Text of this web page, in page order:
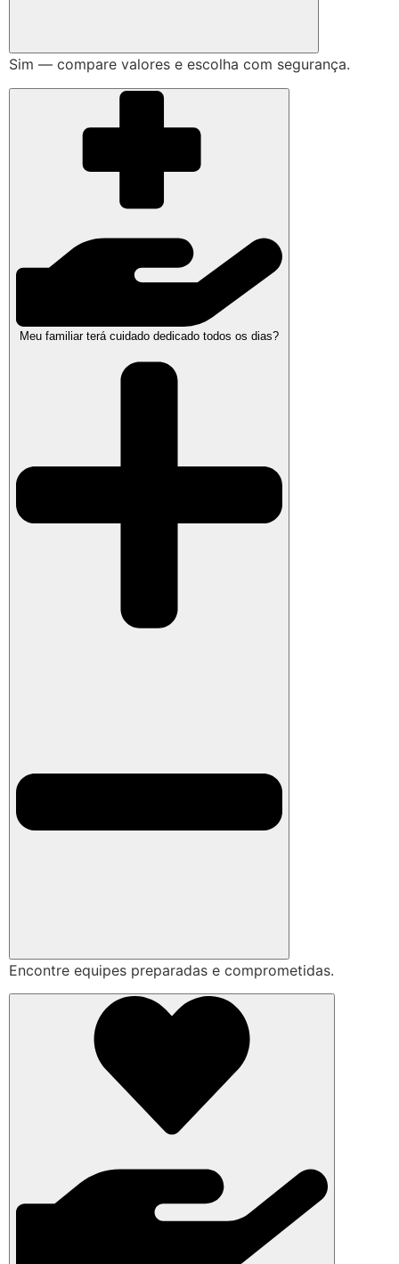
Sim — compare valores e escolha com segurança.
Meu familiar terá cuidado dedicado todos os dias?
Encontre equipes preparadas e comprometidas.